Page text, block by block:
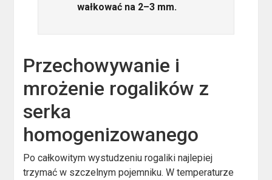
wałkować na 2–3 mm.
Przechowywanie i
mrożenie rogalików z
serka
homogenizowanego
Po całkowitym wystudzeniu rogaliki najlepiej
trzymać w szczelnym pojemniku. W temperaturze